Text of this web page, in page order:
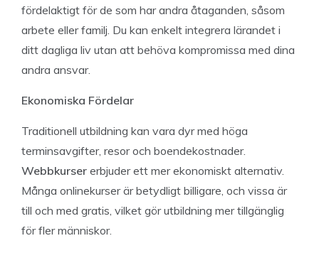
fördelaktigt för de som har andra åtaganden, såsom
arbete eller familj. Du kan enkelt integrera lärandet i
ditt dagliga liv utan att behöva kompromissa med dina
andra ansvar.
Ekonomiska Fördelar
Traditionell utbildning kan vara dyr med höga
terminsavgifter, resor och boendekostnader.
Webbkurser erbjuder ett mer ekonomiskt alternativ.
Många onlinekurser är betydligt billigare, och vissa är
till och med gratis, vilket gör utbildning mer tillgänglig
för fler människor.